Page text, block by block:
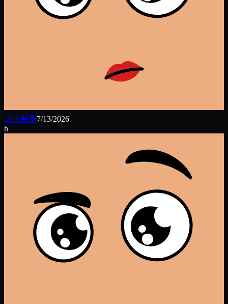
小小普罗7/13/2026
h